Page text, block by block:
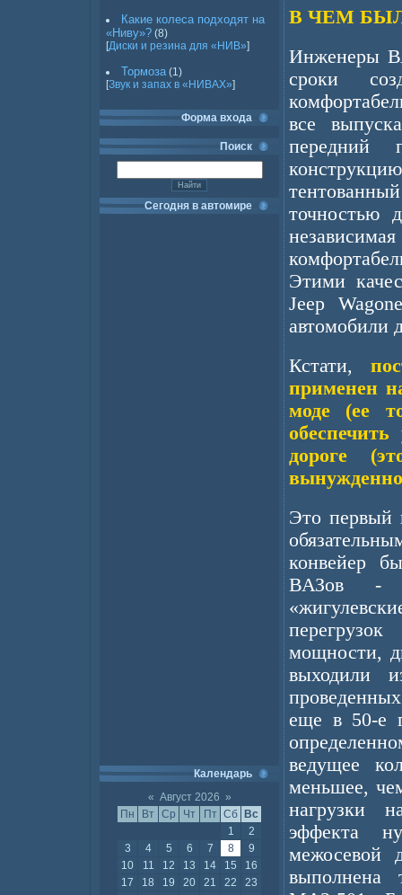
Какие колеса подходят на
«Ниву»? (8)
[Диски и резина для «НИВ»]
Тормоза (1)
[Звук и запах в «НИВАХ»]
Форма входа
Поиск
Сегодня в автомире
Календарь
« Август 2026 »
Пн
Вт Ср Чт Пт Сб
Вс
1
2
3
4 5 6 7 8
9
10
11 12 13 14 15
16
17
18 19 20 21 22
23
В ЧЕМ
Инженеры
сроки
все
передний
точностью
Этими
Jeep
автомобили
Кстати,
применен
моде (ее
дороге
Это первый
конвейер
ВАЗов -
мощности,
выходили
еще в 50-е
ведущее
меньшее,
нагрузки
эффекта
межосевой
выполнена